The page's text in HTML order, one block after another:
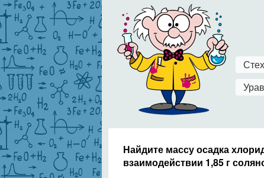
Найдите массу осадка
взаимодействии 1,85 г